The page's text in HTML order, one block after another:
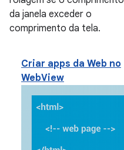
da janela exceder o
comprimento da tela.
Criar apps da Web no
WebView